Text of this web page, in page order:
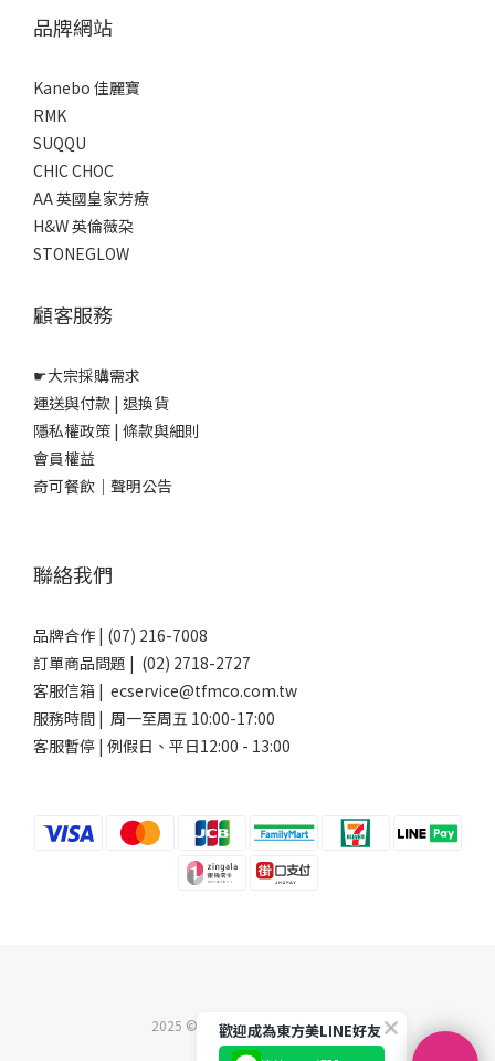
品牌網站
Kanebo 佳麗寶
RMK
SUQQU
CHIC CHOC
AA 英國皇家芳療
H&W 英倫薇朶
STONEGLOW
顧客服務
☛大宗採購需求
運送與付款 | 退換貨
隱私權政策 | 條款與細則
會員權益
奇可餐飲｜聲明公告
聯絡我們
品牌合作 | (07) 216-7008
訂單商品問題 | (02) 2718-2727
客服信箱 | ecservice@tfmco.com.tw
服務時間 | 周一至周五 10:00-17:00
客服暫停 | 例假日、平日12:00 - 13:00
2025 ©東方美企業股份有限公司
歡迎成為東方美LINE好友